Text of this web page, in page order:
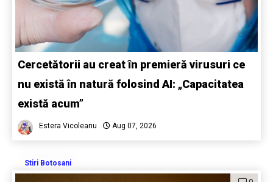
Cercetătorii au creat în premieră virusuri ce
nu există în natură folosind AI: „Capacitatea
există acum”
Estera Vicoleanu Aug 07, 2026
Stiri Botosani